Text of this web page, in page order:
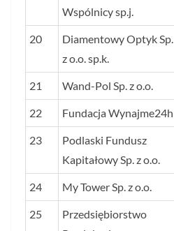
Wspólnicy sp.j.
20
Diamentowy Optyk Sp.
z o.o. sp.k.
21 Wand-Pol Sp. z o.o.
22 Fundacja Wynajme24h
23
Podlaski Fundusz
Kapitałowy Sp. z o.o.
24 My Tower Sp. z o.o.
25
Przedsiębiorstwo